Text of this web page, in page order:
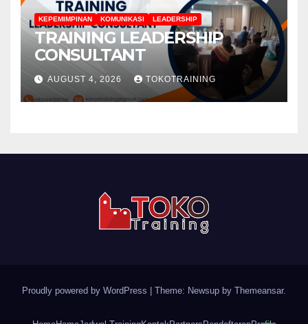
KEPEMIMPINAN KOMUNIKASI LEADERSHIP
TRAINING LEADERSHIP
CONSULTANT
AUGUST 4, 2026 TOKOTRAINING
Proudly powered by WordPress Theme: Newsup by Themeansar.